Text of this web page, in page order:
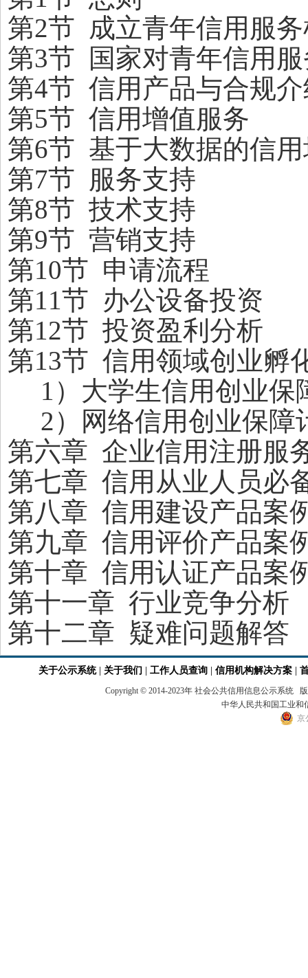
第2节 成立青年信用服
第3节 国家对青年信用
第4节 信用产品与合规
第5节 信用增值服务
第6节 基于大数据的信
第7节 服务支持
第8节 技术支持
第9节 营销支持
第10节 申请流程
第11节 办公设备投资
第12节 投资盈利分析
第13节 信用领域创业孵
1 ）大学生信用创业保
2）网络信用创业保障
第六章 企业信用注册服
第七章 信用从业人员必
第八章 信用建设产品案
第九章 信用评价产品案
第十章 信用认证产品案
第十一章 行业竞争分析
第十二章 疑难问题解答
关于公示系统| 关于我们 工作人员查询 信用机构解决方案
Copyright © 2014-2023年 社会公共信用信息公示系
中华人民共和国工业和
京